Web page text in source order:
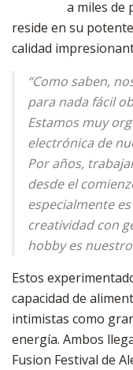
a miles de
reside en su
calidad
“Como saben,
para nada fácil
Estamos muy
electrónica de
Por años,
desde el
especialmente
creatividad con
hobby es
Estos
capacidad de
intimistas como
energía. Ambos
Fusion Festival de